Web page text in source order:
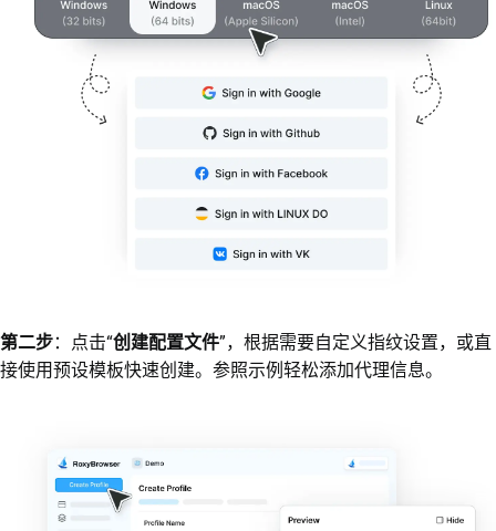
第二步：点击“创建配置文件”，根据需要自定义指纹设置，或直
接使用预设模板快速创建。参照示例轻松添加代理信息。